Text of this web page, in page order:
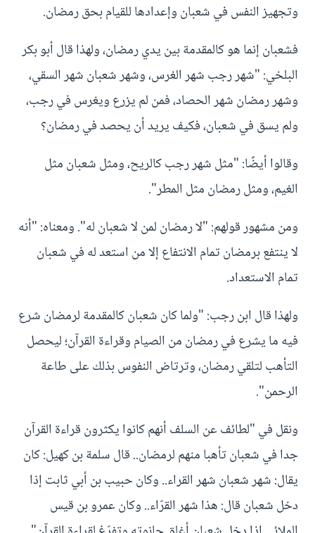
وتجهيز النفس في شعبان وإعدادها للقيام بحق رمضان.
فشعبان إنما هو كالمقدمة بين يدي رمضان، ولهذا قال أبو بكر
البلخي: "شهر رجب شهر الغرس، وشهر شعبان شهر السقي،
وشهر رمضان شهر الحصاد، فمن لم يزرع ويغرس في رجب،
ولم يسق في شعبان، فكيف يريد أن يحصد في رمضان؟
وقالوا أيضًا: "مثل شهر رجب كالريح، ومثل شعبان مثل
الغيم، ومثل رمضان مثل المطر".
ومن مشهور قولهم: "لا رمضان لمن لا شعبان له". ومعناه: "أنه
لا ينتفع برمضان تمام الانتفاع إلا من استعد له في شعبان
تمام الاستعداد.
ولهذا قال ابن رجب: "ولما كان شعبان كالمقدمة لرمضان شرع
فيه ما يشرع في رمضان من الصيام وقراءة القرآن؛ ليحصل
التأهب لتلقي رمضان، وترتاض النفوس بذلك على طاعة
الرحمن".
ونقل في "لطائف عن السلف أنهم كانوا يكثرون قراءة القرآن
جدا في شعبان تأهبا منهم لرمضان.. قال سلمة بن كهيل: كان
يقال: شهر شعبان شهر القراء.. وكان حبيب بن أبي ثابت إذا
دخل شعبان قال: هذا شهر القرّاء.. وكان عمرو بن قيس